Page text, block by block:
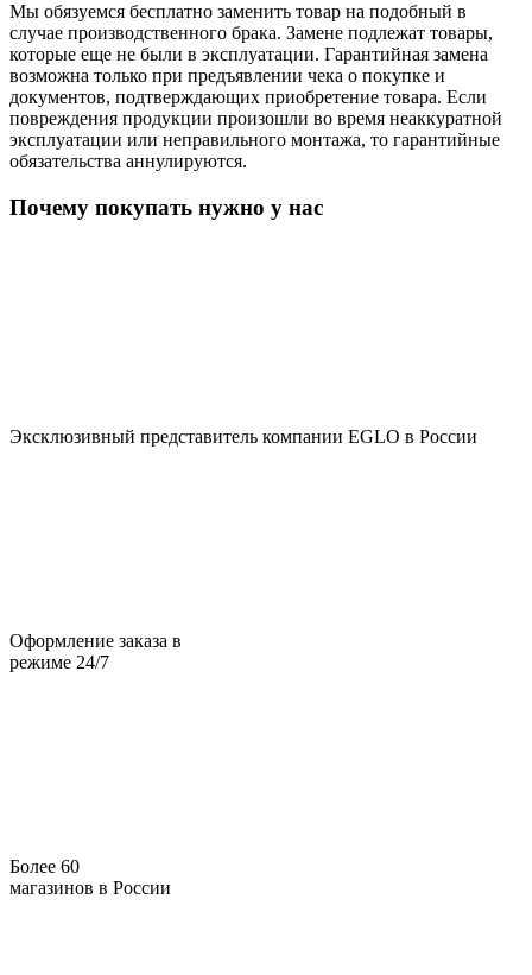
Мы обязуемся бесплатно заменить товар на подобный в
случае производственного брака. Замене подлежат товары,
которые еще не были в эксплуатации. Гарантийная замена
возможна только при предъявлении чека о покупке и
документов, подтверждающих приобретение товара. Если
повреждения продукции произошли во время неаккуратной
эксплуатации или неправильного монтажа, то гарантийные
обязательства аннулируются.
Почему покупать нужно у нас
Эксклюзивный представитель компании EGLO в России
Оформление заказа в
режиме 24/7
Более 60
магазинов в России